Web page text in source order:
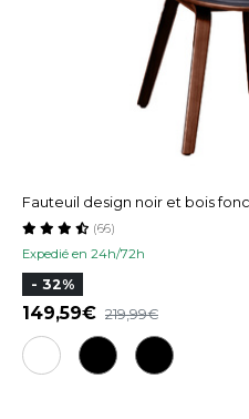
Fauteuil design noir et bois
Expedié en 24h/72h
(66)
- 32%
149,59 219,99